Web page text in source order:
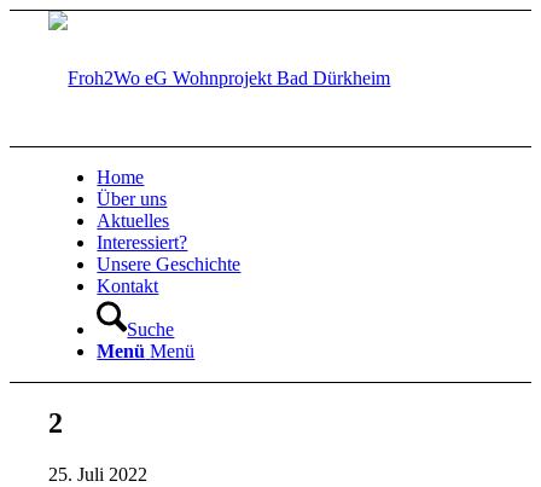
Home
Über uns
Aktuelles
Interessiert?
Unsere Geschichte
Kontakt
Suche
Menü Menü
2
25. Juli 2022